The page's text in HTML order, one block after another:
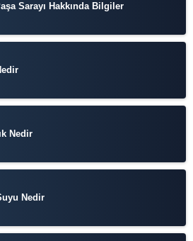
Sarayı Hakkında Bilgiler
Nedir
Nedir